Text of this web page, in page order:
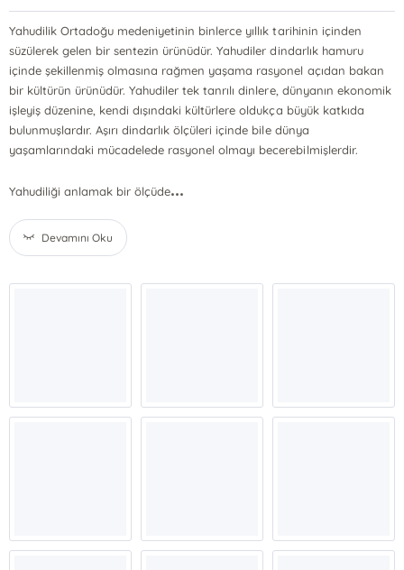
Yahudilik Ortadoğu medeniyetinin binlerce yıllık tarihinin içinden
süzülerek gelen bir sentezin ürünüdür. Yahudiler dindarlık hamuru
içinde şekillenmiş olmasına rağmen yaşama rasyonel açıdan bakan
bir kültürün ürünüdür. Yahudiler tek tanrılı dinlere, dünyanın ekonomik
işleyiş düzenine, kendi dışındaki kültürlere oldukça büyük katkıda
bulunmuşlardır. Aşırı dindarlık ölçüleri içinde bile dünya
yaşamlarındaki mücadelede rasyonel olmayı becerebilmişlerdir.
Yahudiliği anlamak bir ölçüde...
Devamını Oku